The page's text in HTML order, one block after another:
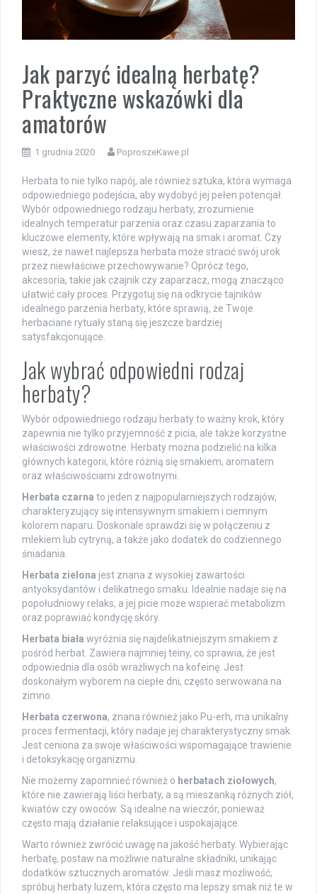
Jak parzyć idealną herbatę?
Praktyczne wskazówki dla
amatorów
1 grudnia 2020 PoproszeKawe.pl
Herbata to nie tylko napój, ale również sztuka, która wymaga
odpowiedniego podejścia, aby wydobyć jej pełen potencjał.
Wybór odpowiedniego rodzaju herbaty, zrozumienie
idealnych temperatur parzenia oraz czasu zaparzania to
kluczowe elementy, które wpływają na smak i aromat. Czy
wiesz, że nawet najlepsza herbata może stracić swój urok
przez niewłaściwe przechowywanie? Oprócz tego,
akcesoria, takie jak czajnik czy zaparzacz, mogą znacząco
ułatwić cały proces. Przygotuj się na odkrycie tajników
idealnego parzenia herbaty, które sprawią, że Twoje
herbaciane rytuały staną się jeszcze bardziej
satysfakcjonujące.
Jak wybrać odpowiedni rodzaj
herbaty?
Wybór odpowiedniego rodzaju herbaty to ważny krok, który
zapewnia nie tylko przyjemność z picia, ale także korzystne
właściwości zdrowotne. Herbaty można podzielić na kilka
głównych kategorii, które różnią się smakiem, aromatem
oraz właściwościami zdrowotnymi.
Herbata czarna to jeden z najpopularniejszych rodzajów,
charakteryzujący się intensywnym smakiem i ciemnym
kolorem naparu. Doskonale sprawdzi się w połączeniu z
mlekiem lub cytryną, a także jako dodatek do codziennego
śniadania.
Herbata zielona jest znana z wysokiej zawartości
antyoksydantów i delikatnego smaku. Idealnie nadaje się na
popołudniowy relaks, a jej picie może wspierać metabolizm
oraz poprawiać kondycję skóry.
Herbata biała wyróżnia się najdelikatniejszym smakiem z
pośród herbat. Zawiera najmniej teiny, co sprawia, że jest
odpowiednia dla osób wrażliwych na kofeinę. Jest
doskonałym wyborem na ciepłe dni, często serwowana na
zimno.
Herbata czerwona, znana również jako Pu-erh, ma unikalny
proces fermentacji, który nadaje jej charakterystyczny smak.
Jest ceniona za swoje właściwości wspomagające trawienie
i detoksykację organizmu.
Nie możemy zapomnieć również o herbatach ziołowych,
które nie zawierają liści herbaty, a są mieszanką różnych ziół,
kwiatów czy owoców. Są idealne na wieczór, ponieważ
często mają działanie relaksujące i uspokajające.
Warto również zwrócić uwagę na jakość herbaty. Wybierając
herbatę, postaw na możliwie naturalne składniki, unikając
dodatków sztucznych aromatów. Jeśli masz możliwość,
spróbuj herbaty luzem, która często ma lepszy smak niż te w